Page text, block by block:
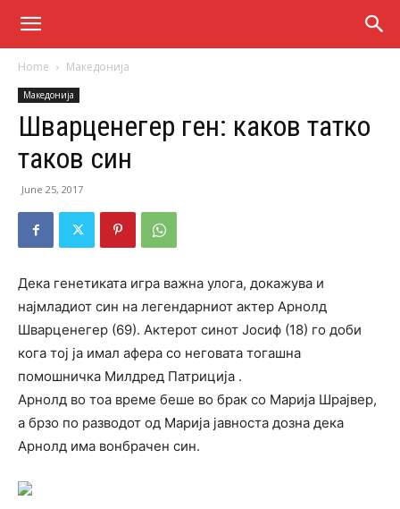
Home Македонија
Македонија
Шварценегер ген: каков татко
таков син
June 25, 2017
Дека генетиката игра важна улога, докажува и
најмладиот син на легендарниот актер Арнолд
Шварценегер (69). Актерот синот Јосиф (18) го доби
кога тој ја имал афера со неговата тогашна
помошничка Милдред Патриција .
Арнолд во тоа време беше во брак со Марија Шрајвер,
а брзо по разводот од Марија јавноста дозна дека
Арнолд има вонбрачен син.